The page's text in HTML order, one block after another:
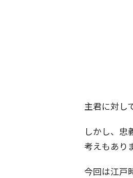
主君に対し
しかし、忠
考えもあり
今回は江戸